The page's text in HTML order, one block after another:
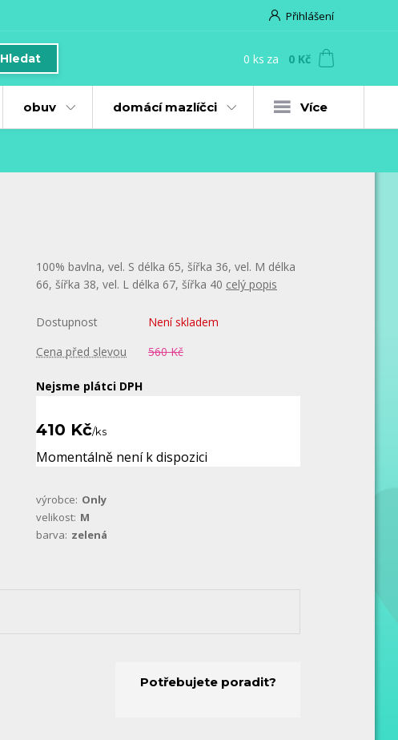
Přihlášení
Hledat 0 ks za 0 Kč
obuv domácí mazlíčci Více
100% bavlna, vel. S délka 65, šířka 36, vel. M délka
66, šířka 38, vel. L délka 67, šířka 40 celý popis
Dostupnost
Není skladem
Cena před slevou
560 Kč
Nejsme plátci DPH
410 Kč/ks
Momentálně není k dispozici
výrobce: Only
velikost: M
barva: zelená
Potřebujete poradit?